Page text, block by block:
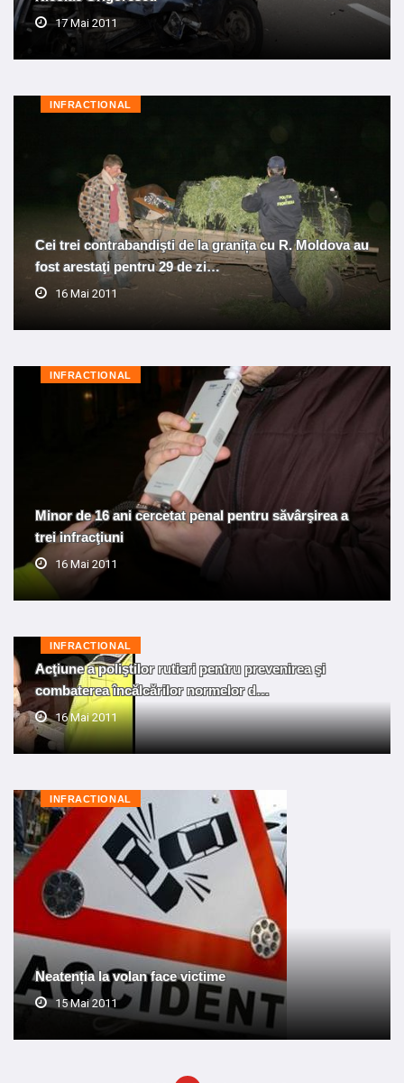
17 Mai 2011
INFRACTIONAL
Cei trei contrabandişti de la granița cu R. Moldova au
fost arestaţi pentru 29 de zi…
16 Mai 2011
INFRACTIONAL
Minor de 16 ani cercetat penal pentru săvârşirea a
trei infracţiuni
16 Mai 2011
INFRACTIONAL
Acţiune a poliştilor rutieri pentru prevenirea şi
combaterea încălcărilor normelor d…
16 Mai 2011
INFRACTIONAL
Neatenția la volan face victime
15 Mai 2011